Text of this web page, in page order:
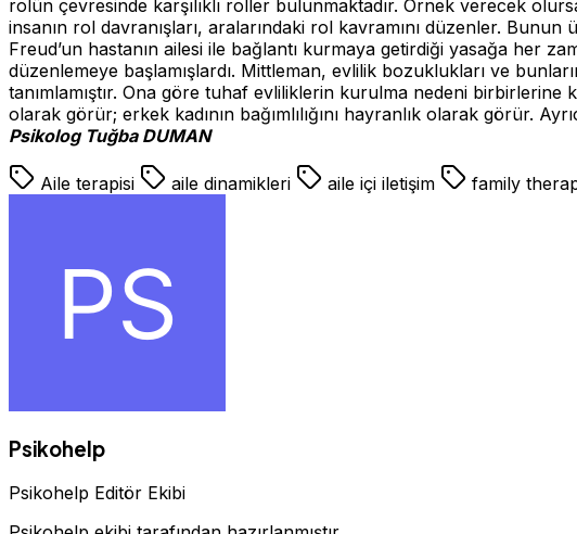
rolün çevresinde karşılıklı roller bulunmaktadır. Örnek verecek
insanın rol davranışları, aralarındaki rol kavramını düzenler.
Freud’un hastanın ailesi ile bağlantı kurmaya getirdiği yasağa her
düzenlemeye başlamışlardı. Mittleman, evlilik bozuklukları ve
tanımlamıştır. Ona göre tuhaf evliliklerin kurulma nedeni birbirlerine
olarak görür; erkek kadının bağımlılığını hayranlık olarak görür.
Psikolog Tuğba DUMAN
Aile terapisi aile dinamikleri aile içi iletişim family
Psikohelp
Psikohelp Editör Ekibi